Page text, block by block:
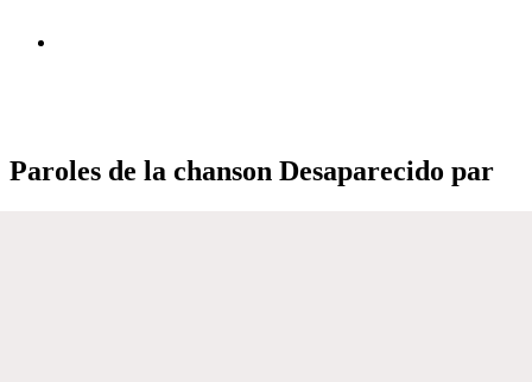
Paroles de la chanson Desaparecido par